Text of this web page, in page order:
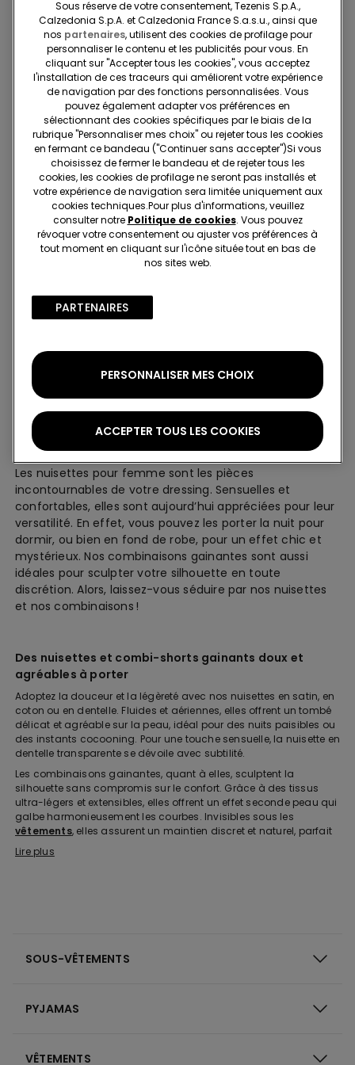
Effet gainant
2 Couleurs
Nuisette Gainante Sans
Couture
19,99 €
Nuisettes et combinaisons gainantes pour
femme
Les nuisettes pour femme sont les pièces
incontournables de votre dressing. Sensuelles et
confortables, elles sont aujourd’hui appréciées pour leur
versatilité. En effet, vous pouvez les porter la nuit pour
dormir, ou bien en fond de robe, pour un effet chic et
mystérieux. Nos combinaisons gainantes sont aussi
idéales pour sculpter votre silhouette en toute
discrétion. Alors, laissez-vous séduire par nos nuisettes
et nos combinaisons !
Des nuisettes et combi-shorts gainants doux et
agréables à porter
Adoptez la douceur et la légèreté avec nos nuisettes en satin, en
coton ou en dentelle. Fluides et aériennes, elles offrent un tombé
délicat et agréable sur la peau, idéal pour des nuits paisibles ou
des instants cocooning. Pour une touche sensuelle, la nuisette en
dentelle transparente se dévoile avec subtilité.
Les combinaisons gainantes, quant à elles, sculptent la
silhouette sans compromis sur le confort. Grâce à des tissus
ultra-légers et extensibles, elles offrent un effet seconde peau qui
galbe harmonieusement les courbes. Invisibles sous les
vêtements, elles assurent un maintien discret et naturel, parfait
pour une allure sublimée.
toutes les envies de simplicité et de confort. Certaines pièces
Pour celles qui recherchent une allure plus audacieuse, adoptez
galbe la poitrine avec élégance ou laissez-vous séduire par des
Lire plus
SOUS-VÊTEMENTS
PYJAMAS
VÊTEMENTS
Sous réserve de votre consentement, Tezenis S.p.A.,
Calzedonia S.p.A. et Calzedonia France S.a.s.u., ainsi que
nos partenaires, utilisent des cookies de profilage pour
personnaliser le contenu et les publicités pour vous. En
cliquant sur "Accepter tous les cookies", vous acceptez
l'installation de ces traceurs qui améliorent votre expérience
de navigation par des fonctions personnalisées. Vous
pouvez également adapter vos préférences en
sélectionnant des cookies spécifiques par le biais de la
rubrique "Personnaliser mes choix" ou rejeter tous les cookies
en fermant ce bandeau ("Continuer sans accepter")​Si vous
choisissez de fermer le bandeau et de rejeter tous les
cookies, les cookies de profilage ne seront pas installés et
votre expérience de navigation sera limitée uniquement aux
cookies techniques.​Pour plus d'informations, veuillez
consulter notre Politique de cookies. Vous pouvez
révoquer votre consentement ou ajuster vos préférences à
tout moment en cliquant sur l'icône située tout en bas de
nos sites web.
PARTENAIRES​
PERSONNALISER MES CHOIX
ACCEPTER TOUS LES COOKIES